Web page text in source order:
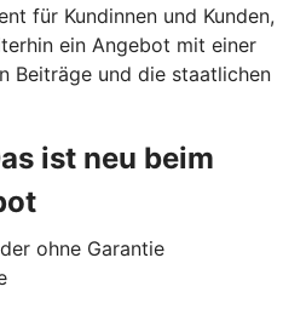
für Kundinnen und Kunden,
ein Angebot mit einer
Beiträge und die staatlichen
ist neu beim
ohne Garantie